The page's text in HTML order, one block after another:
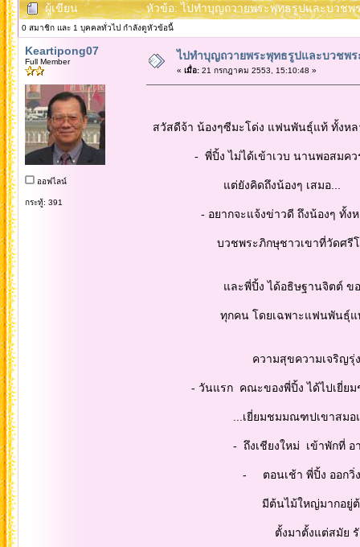
ผู้เขียน หัวข้อ: ไปทำบุญถวายพระพุทธรูปและบวชพ
0 สมาชิก และ 1 บุคคลทั่วไป กำลังดูหัวข้อนี้
Keartipong07
Full Member
ออฟไลน์
กระทู้: 391
ไปทำบุญถวายพระพุทธรูปและบวชพร
« เมื่อ:21 กรกฎาคม 2553, 15:10:48 »
สวัสดีจ้า น้องๆซีมะโด่ง แฟนพันธุ์แท้ ทั้งหล
- พี่ปิ้ง ไม่ได้เข้าเวบ นานพอสมควรแ
แต่ยังคิดถึงน้องๆ เสมอ...
- อยากจะแจ้งข่าวดี ถึงน้องๆ ทั้งหลา
บวชพระภิกษุชาวเขาที่วัดศรีโสดา
และพี่ปิ้ง ได้อธิษฐานจิตต์ ขอแผ่บุญไ
ทุกคน โดยเฉพาะแฟนพันธุ์แท้ สมาชิ
ความสุขความเจริญรุ่งเรือง แล
- วันแรก คณะของพี่ปิ้ง ได้ไปเยี่ยมชม
...เยี่ยมชมมณฑปเขาสมอแคลง น
- ถึงเชียงใหม่ เข้าพักที่ อาคารรั
- ตอนเช้า พี่ปิ้ง ออกวิ่งจ๊อกกิ้ง ภา
มีต้นไม้ใหญ่มากอยู่ต้นหนึ่ง โอบไ
ตั้งมาตั้งแต่สมัย รัชกา